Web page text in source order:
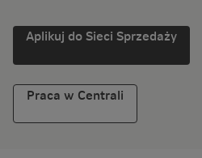
Aplikuj do Sieci Sprzedaży
Praca w Centrali